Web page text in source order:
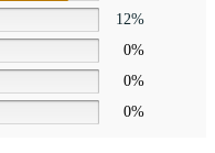
12%
0%
0%
0%